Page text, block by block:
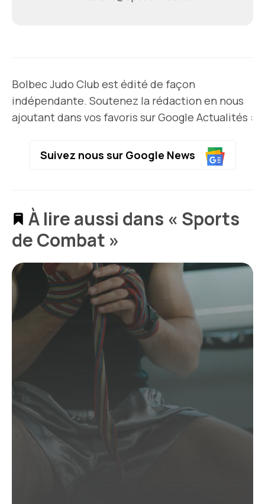
Bolbec Judo Club est édité de façon
indépendante. Soutenez la rédaction en nous
ajoutant dans vos favoris sur Google Actualités :
Suivez nous sur Google News
À lire aussi dans « Sports
de Combat »